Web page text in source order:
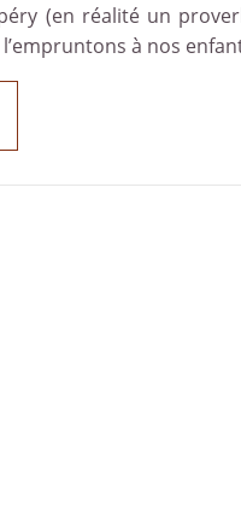
(en réalité un
à nos